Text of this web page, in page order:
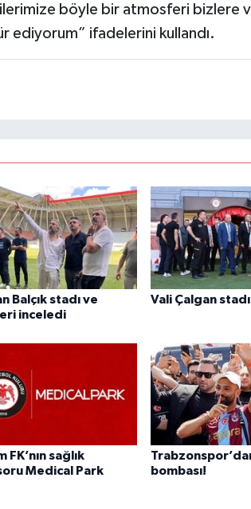
böyle bir atmosferi bizlere
ediyorum” ifadelerini kullandı.
Balçık stadı ve
inceledi
Vali Çalgan
FK’nın sağlık
Medical Park
bombası!